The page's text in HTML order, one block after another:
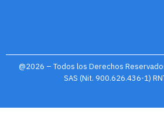
@2026 – Todos los Derechos
SAS (Nit. 900.626.436-1)